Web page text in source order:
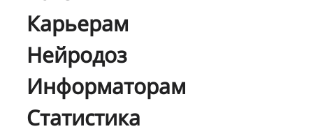
Карьерам
Нейродоз
Информаторам
Статистика